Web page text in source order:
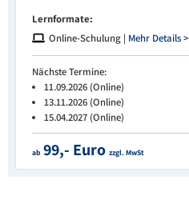
Lernformate:
Online-Schulung | Mehr Details >
Nächste Termine:
11.09.2026 (Online)
13.11.2026 (Online)
15.04.2027 (Online)
ab 99,- Euro zzgl. MwSt